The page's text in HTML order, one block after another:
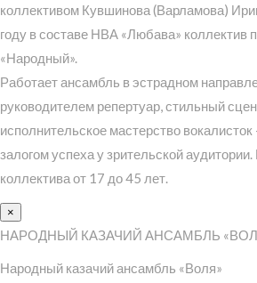
коллективом Кувшинова (Варламова)
году в составе НВА «Любава» коллектив
«Народный».
Работает ансамбль в эстрадном
руководителем репертуар, стильный
исполнительское мастерство вокалисток
залогом успеха у зрительской
коллектива от 17 до 45 лет.
×
НАРОДНЫЙ КАЗАЧИЙ АНСАМБЛЬ
Народный казачий ансамбль «Воля»